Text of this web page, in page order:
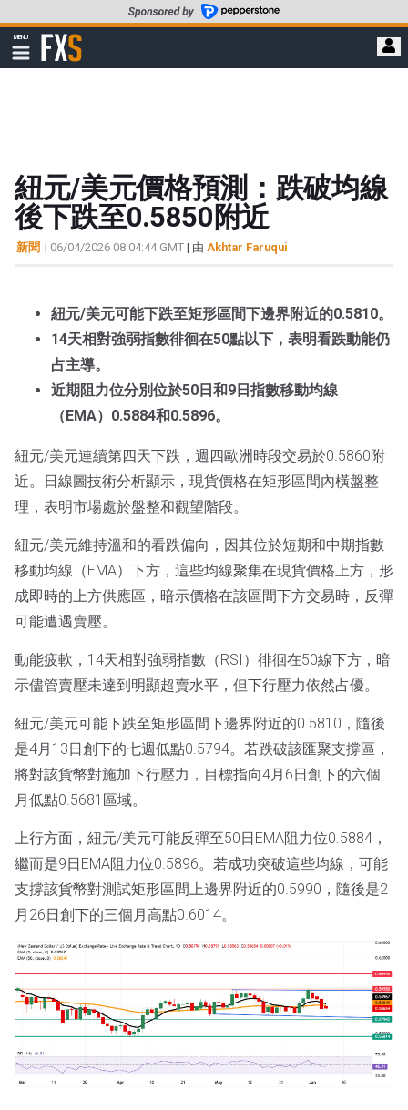
至
要
MENU
顯
示
FXStreet
紐元/美元價格預測：跌破均線
後下跌至0.5850附近
新聞 | 06/04/2026 08:04:44 GMT | 由 Akhtar Faruqui
紐元/美元可能下跌至矩形區間下邊界附近的0.5810。
14天相對強弱指數徘徊在50點以下，表明看跌動能仍
占主導。
近期阻力位分別位於50日和9日指數移動均線
（EMA）0.5884和0.5896。
紐元/美元連續第四天下跌，週四歐洲時段交易於0.5860附
近。日線圖技術分析顯示，現貨價格在矩形區間內橫盤整
理，表明市場處於盤整和觀望階段。
紐元/美元維持溫和的看跌偏向，因其位於短期和中期指數
移動均線（EMA）下方，這些均線聚集在現貨價格上方，形
成即時的上方供應區，暗示價格在該區間下方交易時，反彈
可能遭遇賣壓。
動能疲軟，14天相對強弱指數（RSI）徘徊在50線下方，暗
示儘管賣壓未達到明顯超賣水平，但下行壓力依然占優。
紐元/美元可能下跌至矩形區間下邊界附近的0.5810，隨後
是4月13日創下的七週低點0.5794。若跌破該匯聚支撐區，
將對該貨幣對施加下行壓力，目標指向4月6日創下的六個
月低點0.5681區域。
上行方面，紐元/美元可能反彈至50日EMA阻力位0.5884，
繼而是9日EMA阻力位0.5896。若成功突破這些均線，可能
支撐該貨幣對測試矩形區間上邊界附近的0.5990，隨後是2
月26日創下的三個月高點0.6014。